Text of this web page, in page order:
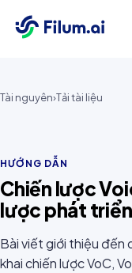
Tài nguyên›Tải tài liệu
HƯỚNG DẪN
Chiến lược
lược phát
Bài viết giới thiệu đến
khai chiến lược VoC,